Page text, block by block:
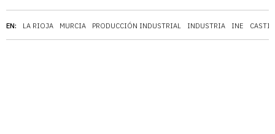
EN: LA RIOJA MURCIA PRODUCCIÓN INDUSTRIAL INDUSTRIA INE